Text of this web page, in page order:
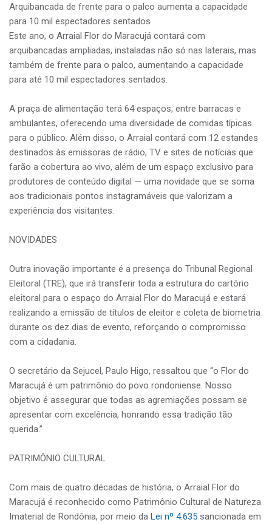
Arquibancada de frente para o palco aumenta a capacidade
para 10 mil espectadores sentados
Este ano, o Arraial Flor do Maracujá contará com
arquibancadas ampliadas, instaladas não só nas laterais, mas
também de frente para o palco, aumentando a capacidade
para até 10 mil espectadores sentados.
A praça de alimentação terá 64 espaços, entre barracas e
ambulantes, oferecendo uma diversidade de comidas típicas
para o público. Além disso, o Arraial contará com 12 estandes
destinados às emissoras de rádio, TV e sites de notícias que
farão a cobertura ao vivo, além de um espaço exclusivo para
produtores de conteúdo digital — uma novidade que se soma
aos tradicionais pontos instagramáveis que valorizam a
experiência dos visitantes.
NOVIDADES
Outra inovação importante é a presença do Tribunal Regional
Eleitoral (TRE), que irá transferir toda a estrutura do cartório
eleitoral para o espaço do Arraial Flor do Maracujá e estará
realizando a emissão de títulos de eleitor e coleta de biometria
durante os dez dias de evento, reforçando o compromisso
com a cidadania.
O secretário da Sejucel, Paulo Higo, ressaltou que “o Flor do
Maracujá é um patrimônio do povo rondoniense. Nosso
objetivo é assegurar que todas as agremiações possam se
apresentar com excelência, honrando essa tradição tão
querida.”
PATRIMÔNIO CULTURAL
Com mais de quatro décadas de história, o Arraial Flor do
Maracujá é reconhecido como Patrimônio Cultural de Natureza
Imaterial de Rondônia, por meio da Lei nº 4.635 sancionada em